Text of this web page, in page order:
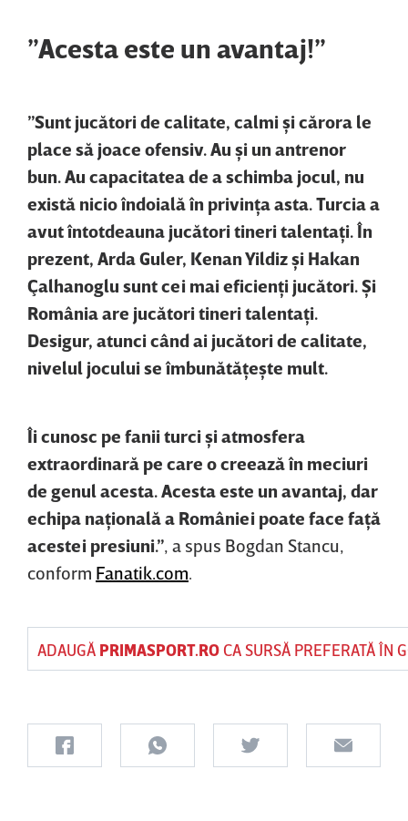
”Acesta este un avantaj!”
”Sunt jucători de calitate, calmi şi cărora le
place să joace ofensiv. Au şi un antrenor
bun. Au capacitatea de a schimba jocul, nu
există nicio îndoială în privinţa asta. Turcia a
avut întotdeauna jucători tineri talentaţi. În
prezent, Arda Guler, Kenan Yildiz şi Hakan
Çalhanoglu sunt cei mai eficienţi jucători. Şi
România are jucători tineri talentaţi.
Desigur, atunci când ai jucători de calitate,
nivelul jocului se îmbunătăţeşte mult.
Îi cunosc pe fanii turci şi atmosfera
extraordinară pe care o creează în meciuri
de genul acesta. Acesta este un avantaj, dar
echipa naţională a României poate face faţă
acestei presiuni.”, a spus Bogdan Stancu,
conform Fanatik.com.
ADAUGĂ PRIMASPORT.ROCA SURSĂ PREFERATĂ ÎN